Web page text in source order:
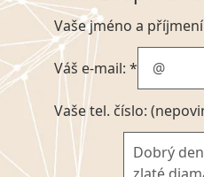
Vaše jméno a
Váš e-mail: *
Vaše tel. číslo: